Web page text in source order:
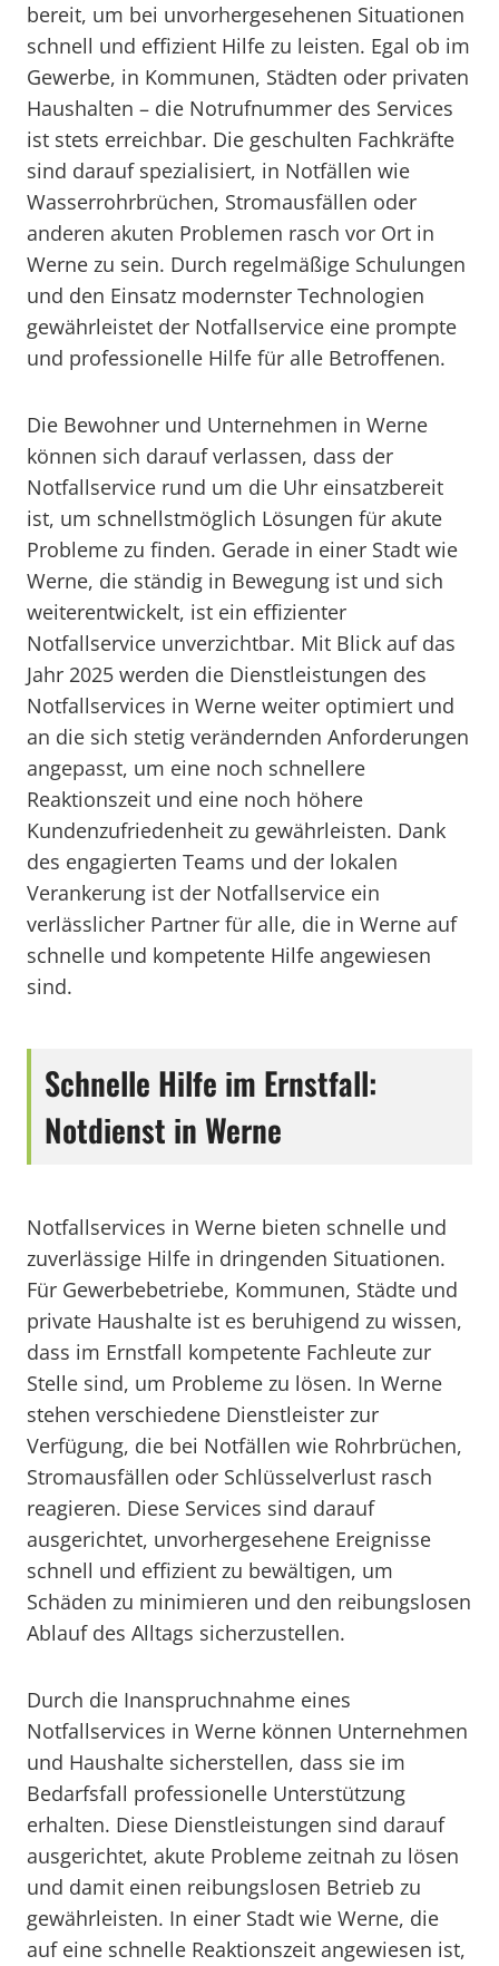
bereit, um bei unvorhergesehenen Situationen
schnell und effizient Hilfe zu leisten. Egal ob im
Gewerbe, in Kommunen, Städten oder privaten
Haushalten – die Notrufnummer des Services
ist stets erreichbar. Die geschulten Fachkräfte
sind darauf spezialisiert, in Notfällen wie
Wasserrohrbrüchen, Stromausfällen oder
anderen akuten Problemen rasch vor Ort in
Werne zu sein. Durch regelmäßige Schulungen
und den Einsatz modernster Technologien
gewährleistet der Notfallservice eine prompte
und professionelle Hilfe für alle Betroffenen.
Die Bewohner und Unternehmen in Werne
können sich darauf verlassen, dass der
Notfallservice rund um die Uhr einsatzbereit
ist, um schnellstmöglich Lösungen für akute
Probleme zu finden. Gerade in einer Stadt wie
Werne, die ständig in Bewegung ist und sich
weiterentwickelt, ist ein effizienter
Notfallservice unverzichtbar. Mit Blick auf das
Jahr 2025 werden die Dienstleistungen des
Notfallservices in Werne weiter optimiert und
an die sich stetig verändernden Anforderungen
angepasst, um eine noch schnellere
Reaktionszeit und eine noch höhere
Kundenzufriedenheit zu gewährleisten. Dank
des engagierten Teams und der lokalen
Verankerung ist der Notfallservice ein
verlässlicher Partner für alle, die in Werne auf
schnelle und kompetente Hilfe angewiesen
sind.
Schnelle Hilfe im Ernstfall:
Notdienst in Werne
Notfallservices in Werne bieten schnelle und
zuverlässige Hilfe in dringenden Situationen.
Für Gewerbebetriebe, Kommunen, Städte und
private Haushalte ist es beruhigend zu wissen,
dass im Ernstfall kompetente Fachleute zur
Stelle sind, um Probleme zu lösen. In Werne
stehen verschiedene Dienstleister zur
Verfügung, die bei Notfällen wie Rohrbrüchen,
Stromausfällen oder Schlüsselverlust rasch
reagieren. Diese Services sind darauf
ausgerichtet, unvorhergesehene Ereignisse
schnell und effizient zu bewältigen, um
Schäden zu minimieren und den reibungslosen
Ablauf des Alltags sicherzustellen.
Durch die Inanspruchnahme eines
Notfallservices in Werne können Unternehmen
und Haushalte sicherstellen, dass sie im
Bedarfsfall professionelle Unterstützung
erhalten. Diese Dienstleistungen sind darauf
ausgerichtet, akute Probleme zeitnah zu lösen
und damit einen reibungslosen Betrieb zu
gewährleisten. In einer Stadt wie Werne, die
auf eine schnelle Reaktionszeit angewiesen ist,